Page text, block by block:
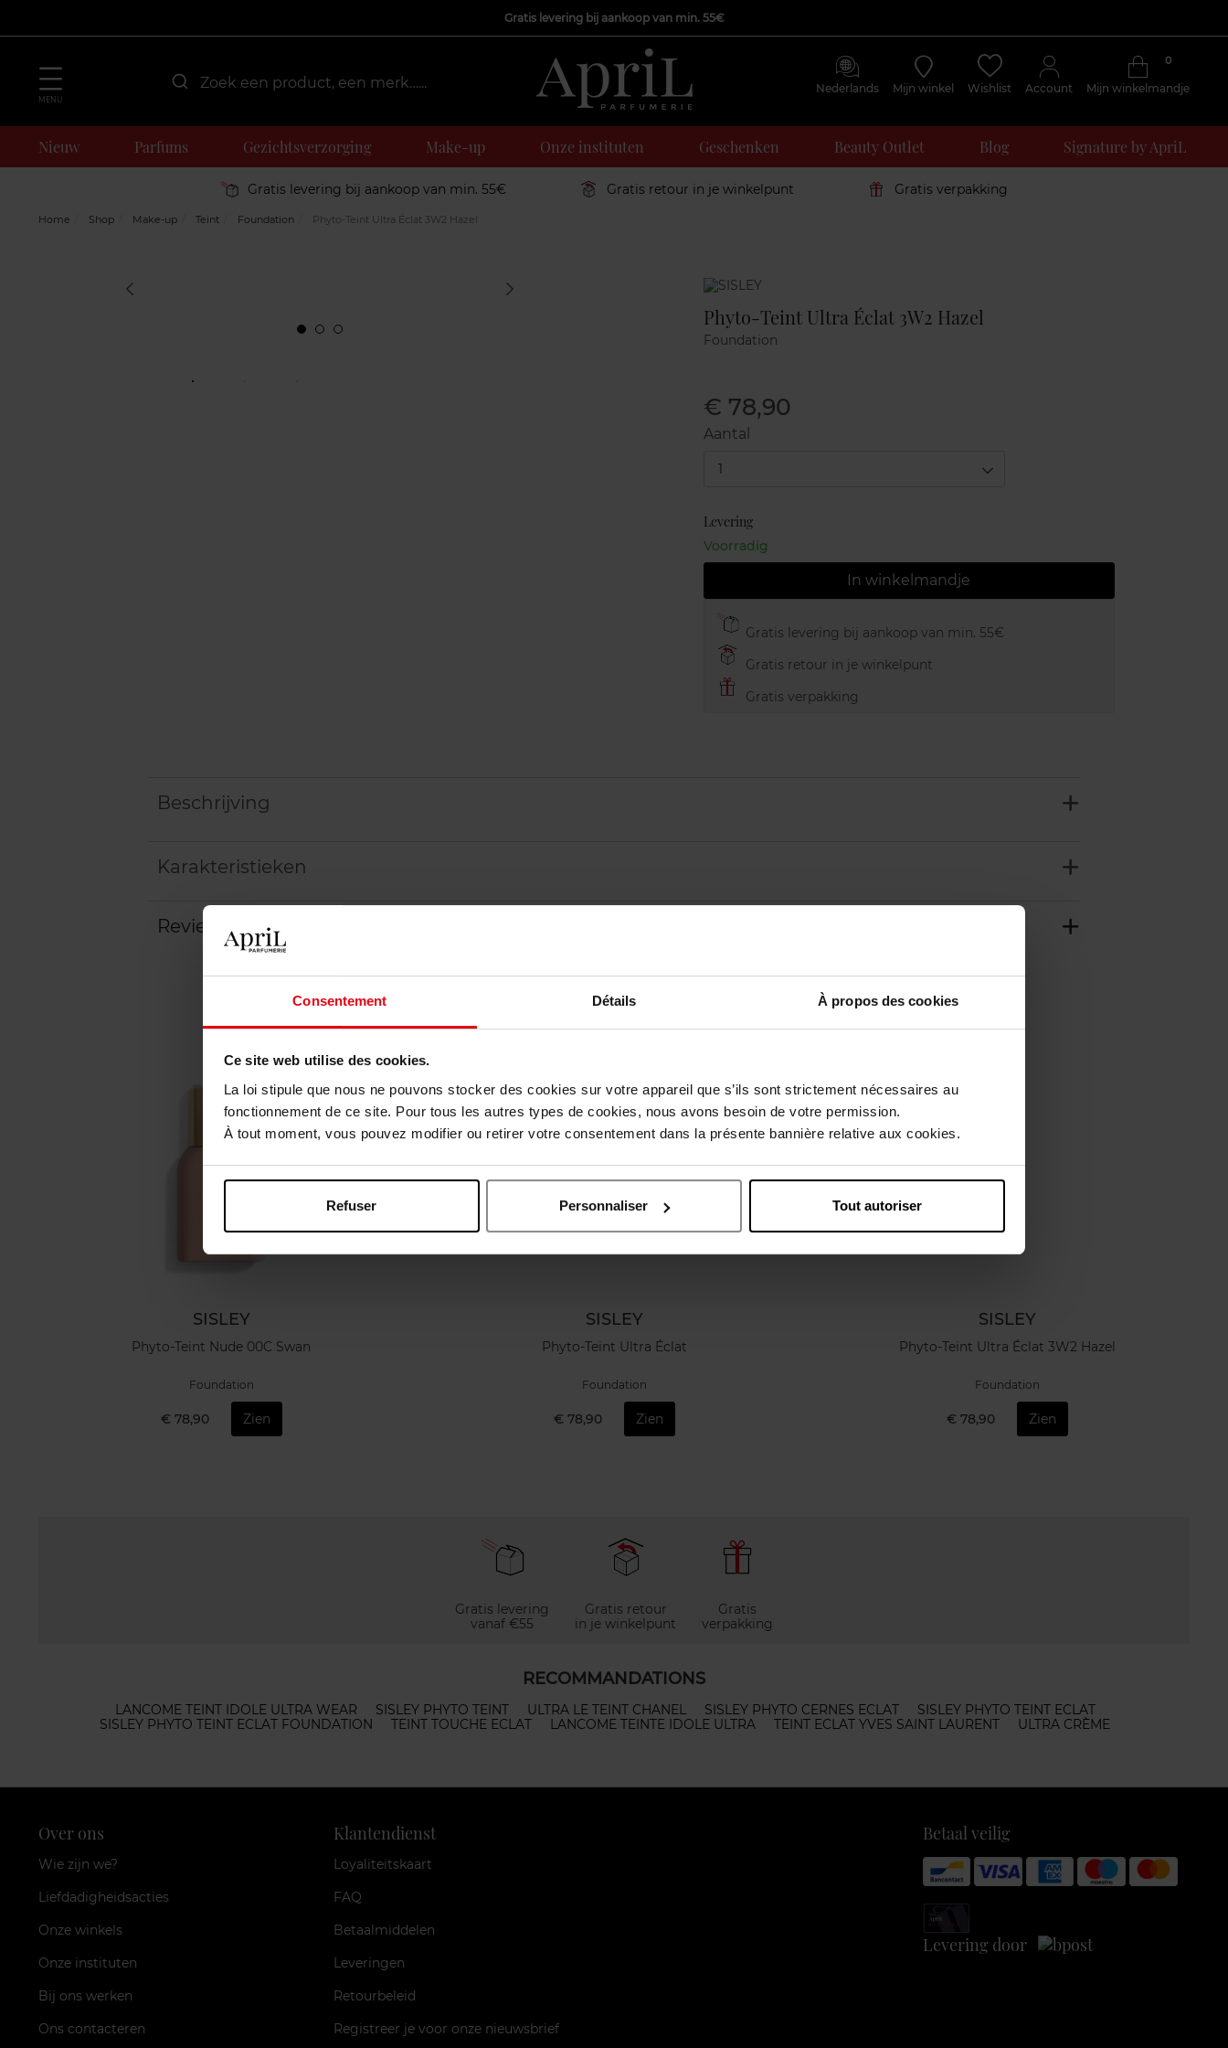
Consentement Détails À propos des cookies
Ce site web utilise des cookies.
La loi stipule que nous ne pouvons stocker des cookies sur votre appareil que s’ils sont strictement nécessaires au
fonctionnement de ce site. Pour tous les autres types de cookies, nous avons besoin de votre permission.
À tout moment, vous pouvez modifier ou retirer votre consentement dans la présente bannière relative aux cookies.
Refuser Personnaliser Tout autoriser
Gratis levering bij aankoop van min. 55€
MENU
Nederlands Mijn winkel Wishlist Account Mijn winkelmandje
0
Nieuw Parfums Gezichtsverzorging Make-up Onze instituten Geschenken Beauty Outlet Blog Signature by ApriL
Gratis levering bij aankoop van min. 55€ Gratis retour in je winkelpunt Gratis verpakking
Home Shop Make-up Teint Foundation Phyto-Teint Ultra Éclat 3W2 Hazel
Marque
Phyto-Teint Ultra Éclat 3W2 Hazel
Foundation
€ 78,90
Aantal
1
Levering
Voorradig
In winkelmandje
Gratis levering bij aankoop van min. 55€
Gratis retour in je winkelpunt
Gratis verpakking
Beschrijving
Karakteristieken
Review Beleid inzake klantbeoordelingen
Nog iets vergeten ?
SISLEY
Phyto-Teint Nude 00C Swan
Foundation
€ 78,90 Zien
SISLEY
Phyto-Teint Ultra Éclat
Foundation
€ 78,90 Zien
SISLEY
Phyto-Teint Ultra Éclat 3W2 Hazel
Foundation
€ 78,90 Zien
Gratis levering
vanaf €55
Gratis retour
in je winkelpunt
Gratis
verpakking
RECOMMANDATIONS
LANCOME TEINT IDOLE ULTRA WEAR SISLEY PHYTO TEINT ULTRA LE TEINT CHANEL SISLEY PHYTO CERNES ECLAT
SISLEY PHYTO TEINT ECLAT
SISLEY PHYTO TEINT ECLAT FOUNDATION
TEINT TOUCHE ECLAT LANCOME TEINTE IDOLE ULTRA TEINT ECLAT YVES SAINT LAURENT ULTRA CRÈME
Over ons
Wie zijn we?
Liefdadigheidsacties
Onze winkels
Onze instituten
Bij ons werken
Ons contacteren
Klantendienst
Loyaliteitskaart
FAQ
Betaalmiddelen
Leveringen
Retourbeleid
Registreer je voor onze nieuwsbrief
Betaal veilig
Levering door